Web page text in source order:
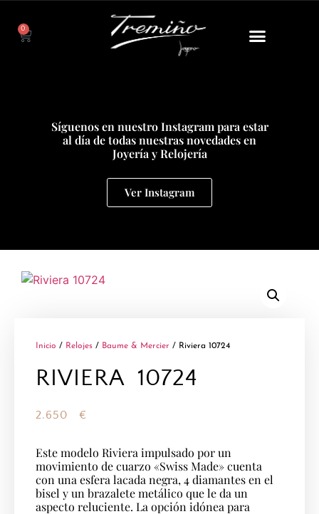
0
Síguenos en nuestro Instagram para estar
al día de todas nuestras novedades en
Joyería y Relojería
Ver Instagram
Inicio / Relojes / Baume & Mercier / Riviera 10724
RIVIERA 10724
2.650 €
Este modelo Riviera impulsado por un
movimiento de cuarzo «Swiss Made» cuenta
con una esfera lacada negra, 4 diamantes en el
bisel y un brazalete metálico que le da un
aspecto reluciente. La opción idónea para